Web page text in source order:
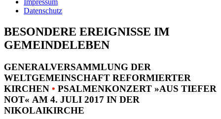
Impressum
Datenschutz
BESONDERE EREIGNISSE IM
GEMEINDELEBEN
GENERALVERSAMMLUNG DER
WELTGEMEINSCHAFT REFORMIERTER
KIRCHEN • PSALMENKONZERT »AUS TIEFER
NOT« AM 4. JULI 2017 IN DER
NIKOLAIKIRCHE